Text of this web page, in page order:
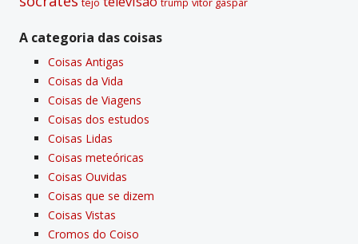
A categoria das coisas
Coisas Antigas
Coisas da Vida
Coisas de Viagens
Coisas dos estudos
Coisas Lidas
Coisas meteóricas
Coisas Ouvidas
Coisas que se dizem
Coisas Vistas
Cromos do Coiso